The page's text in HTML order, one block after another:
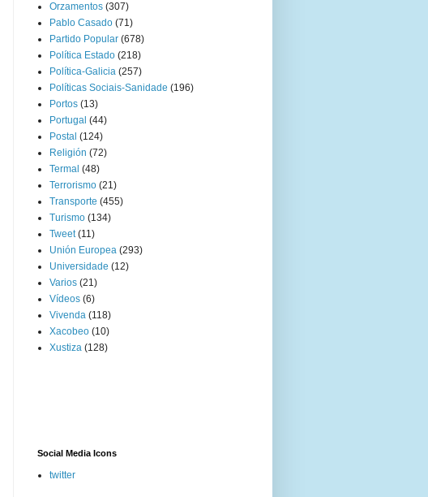
Orzamentos (307)
Pablo Casado (71)
Partido Popular (678)
Política Estado (218)
Política-Galicia (257)
Políticas Sociais-Sanidade (196)
Portos (13)
Portugal (44)
Postal (124)
Religión (72)
Termal (48)
Terrorismo (21)
Transporte (455)
Turismo (134)
Tweet (11)
Unión Europea (293)
Universidade (12)
Varios (21)
Vídeos (6)
Vivenda (118)
Xacobeo (10)
Xustiza (128)
Social Media Icons
twitter